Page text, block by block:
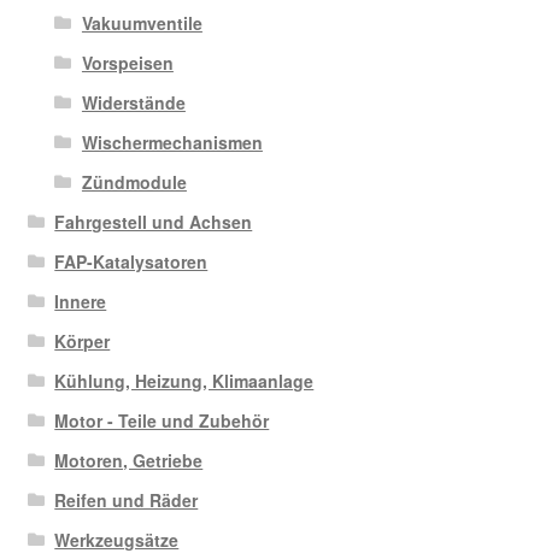
Vakuumventile
Vorspeisen
Widerstände
Wischermechanismen
Zündmodule
Fahrgestell und Achsen
FAP-Katalysatoren
Innere
Körper
Kühlung, Heizung, Klimaanlage
Motor - Teile und Zubehör
Motoren, Getriebe
Reifen und Räder
Werkzeugsätze